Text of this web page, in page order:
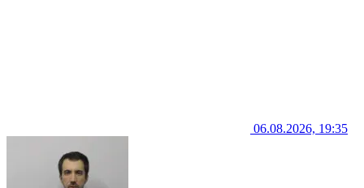
06.08.2026, 19:35